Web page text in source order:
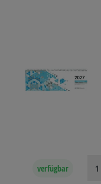
verfügbar